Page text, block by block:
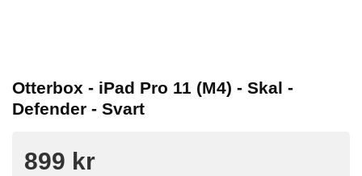
Otterbox - iPad Pro 11 (M4) - Skal -
Defender - Svart
899 kr